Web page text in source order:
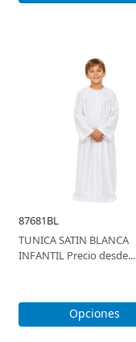
87681BL
TUNICA SATIN BLANCA
INFANTIL Precio desde...
Opciones